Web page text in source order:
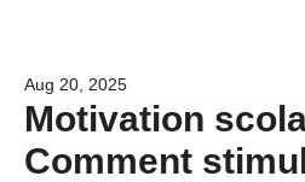
Aug 20, 2025
Motivation
Comment